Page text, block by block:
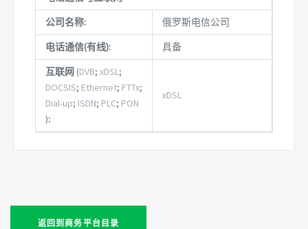
公司名称:
俄罗斯电信公司
电话通信(有线):
具备
互联网(DVB; xDSL;
DOCSIS; Ethernet; FTTx;
Dial-up; ISDN; PLC; PON
):
xDSL
返回到商务平台目录